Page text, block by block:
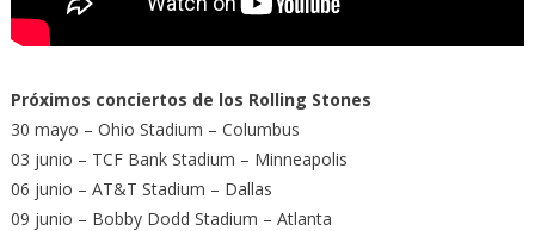
Próximos conciertos de los Rolling Stones
30 mayo – Ohio Stadium – Columbus
03 junio – TCF Bank Stadium – Minneapolis
06 junio – AT&T Stadium – Dallas
09 junio – Bobby Dodd Stadium – Atlanta